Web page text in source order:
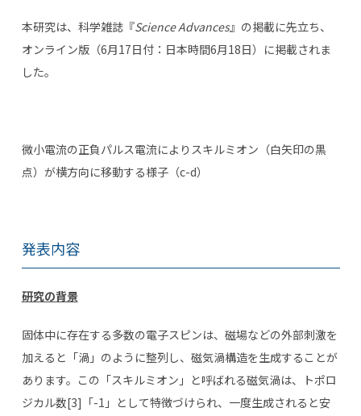
本研究は、科学雑誌『Science Advances』の掲載に先立ち、
オンライン版（6月17日付：日本時間6月18日）に掲載されま
した。
微小電流の正負パルス電流によりスキルミオン（白矢印の黒
点）が横方向に移動する様子（c-d）
発表内容
研究の背景
固体中に存在する多数の電子スピンは、磁場などの外部刺激を
加えると「渦」のように整列し、磁気渦構造を生成することが
あります。この「スキルミオン」と呼ばれる磁気渦は、トポロ
ジカル数[3]「-1」として特徴づけられ、一度生成されると安